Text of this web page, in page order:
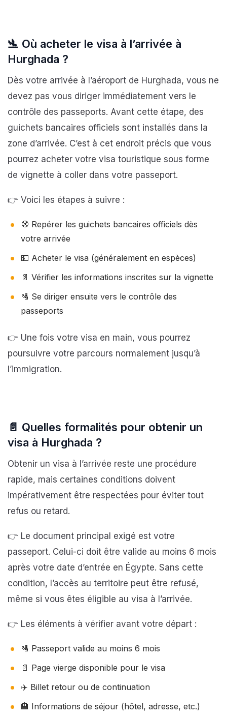
🛬 Où acheter le visa à l’arrivée à
Hurghada ?
Dès votre arrivée à l’aéroport de Hurghada, vous ne
devez pas vous diriger immédiatement vers le
contrôle des passeports. Avant cette étape, des
guichets bancaires officiels sont installés dans la
zone d’arrivée. C’est à cet endroit précis que vous
pourrez acheter votre visa touristique sous forme
de vignette à coller dans votre passeport.
👉 Voici les étapes à suivre :
🧭 Repérer les guichets bancaires officiels dès
votre arrivée
💵 Acheter le visa (généralement en espèces)
📄 Vérifier les informations inscrites sur la vignette
🛂 Se diriger ensuite vers le contrôle des
passeports
👉 Une fois votre visa en main, vous pourrez
poursuivre votre parcours normalement jusqu’à
l’immigration.
📄 Quelles formalités pour obtenir un
visa à Hurghada ?
Obtenir un visa à l’arrivée reste une procédure
rapide, mais certaines conditions doivent
impérativement être respectées pour éviter tout
refus ou retard.
👉 Le document principal exigé est votre
passeport. Celui-ci doit être valide au moins 6 mois
après votre date d’entrée en Égypte. Sans cette
condition, l’accès au territoire peut être refusé,
même si vous êtes éligible au visa à l’arrivée.
👉 Les éléments à vérifier avant votre départ :
🛂 Passeport valide au moins 6 mois
📄 Page vierge disponible pour le visa
✈️ Billet retour ou de continuation
🏨 Informations de séjour (hôtel, adresse, etc.)